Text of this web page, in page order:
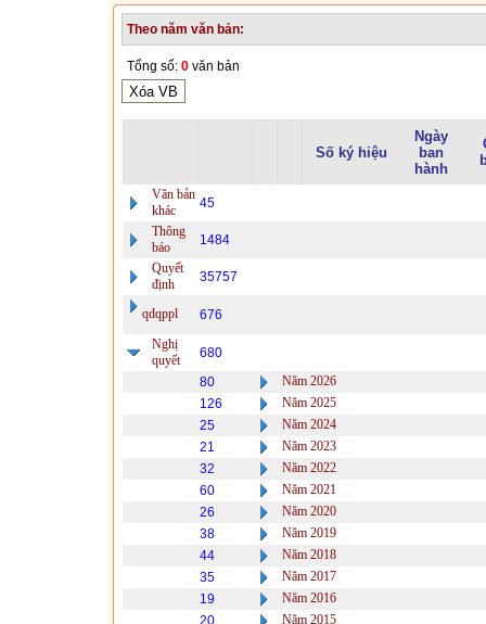
Theo năm văn bản:
Tổng số: 0 văn bản
Số ký hiệu
Ngày
ban
hành
Văn bản
khác
45
Thông
báo
1484
Quyết
định
35757
qdqppl
676
Nghị
quyết
680
80
Năm 2026
126
Năm 2025
25
Năm 2024
21
Năm 2023
32
Năm 2022
60
Năm 2021
26
Năm 2020
38
Năm 2019
44
Năm 2018
35
Năm 2017
19
Năm 2016
20
Năm 2015